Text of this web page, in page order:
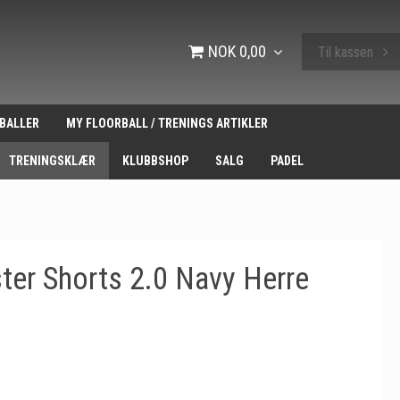
NOK 0,00 Til kassen
MY FLOORBALL / TRENINGS ARTIKLER
TRENINGSKLÆR KLUBBSHOP SALG PADEL
Shorts 2.0 Navy Herre